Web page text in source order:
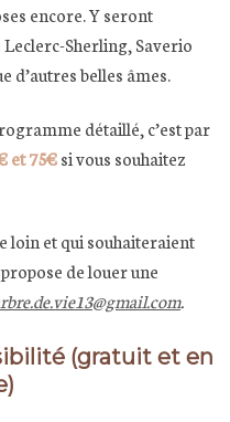
encore. Y seront
Sherling, Saverio
d’autres belles âmes.
détaillé, c’est par
et 75€si vous souhaitez
loin et qui souhaiteraient
de louer une
.
(gratuit et en